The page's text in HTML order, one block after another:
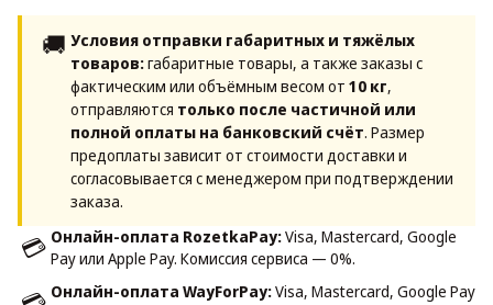
🚚 Условия отправки габаритных и тяжёлых
товаров:габаритные товары, а также заказы с
фактическим или объёмным весом от 10 кг,
отправляются только после частичной или
полной оплаты на банковский счёт. Размер
предоплаты зависит от стоимости доставки и
согласовывается с менеджером при подтверждении
заказа.
💳 Онлайн-оплата RozetkaPay:Visa, Mastercard, Google
Pay или Apple Pay. Комиссия сервиса — 0%.
Онлайн-оплата WayForPay:Visa, Mastercard, Google Pay